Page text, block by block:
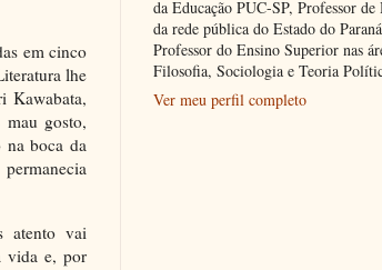
em cinco
lhe
Kawabata,
gosto,
na boca da
atento vai
vida e, por
da Educação PUC-SP, Professor
da rede pública do Estado do
Professor do Ensino Superior nas
Filosofia, Sociologia e Teoria
Ver meu perfil completo